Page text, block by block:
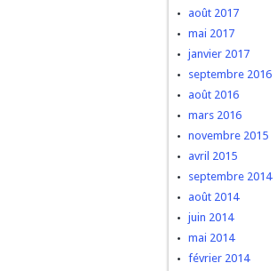
août 2017
mai 2017
janvier 2017
septembre 2016
août 2016
mars 2016
novembre 2015
avril 2015
septembre 2014
août 2014
juin 2014
mai 2014
février 2014